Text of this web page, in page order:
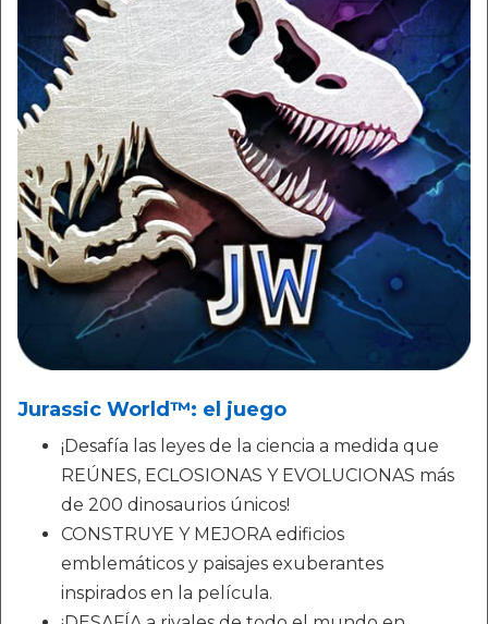
Jurassic World™: el juego
¡Desafía las leyes de la ciencia a medida que
REÚNES, ECLOSIONAS Y EVOLUCIONAS más
de 200 dinosaurios únicos!
CONSTRUYE Y MEJORA edificios
emblemáticos y paisajes exuberantes
inspirados en la película.